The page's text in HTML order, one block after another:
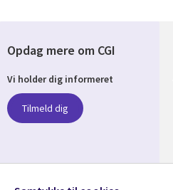
Opdag mere om CGI
Vi holder dig informeret
Tilmeld dig